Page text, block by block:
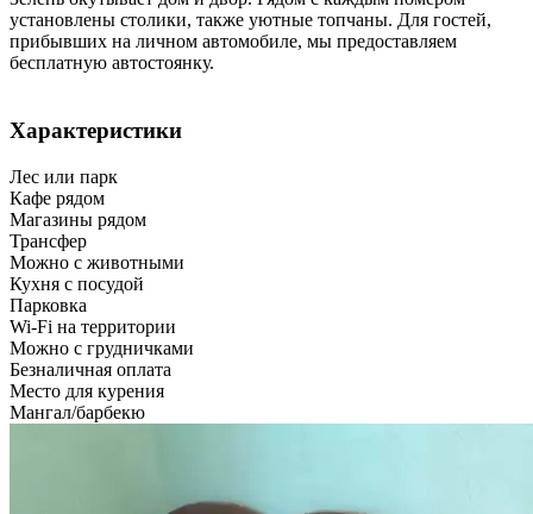
установлены столики, также уютные топчаны. Для гостей,
прибывших на личном автомобиле, мы предоставляем
бесплатную автостоянку.
Характеристики
Лес или парк
Кафе рядом
Магазины рядом
Трансфер
Можно с животными
Кухня с посудой
Парковка
Wi-Fi на территории
Можно с грудничками
Безналичная оплата
Место для курения
Мангал/барбекю